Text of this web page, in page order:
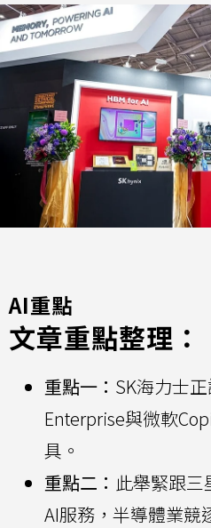
AI重點
文章重點整理：
重點一： SK海力士
Enterprise與微軟
具。
重點二： 此舉緊跟
AI服務，半導體業競